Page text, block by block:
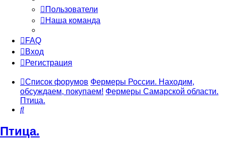
Пользователи
Наша команда
FAQ
Вход
Регистрация
Список форумов Фермеры России. Находим,
обсуждаем, покупаем! Фермеры Самарской области.
Птица.
Поиск
Птица.